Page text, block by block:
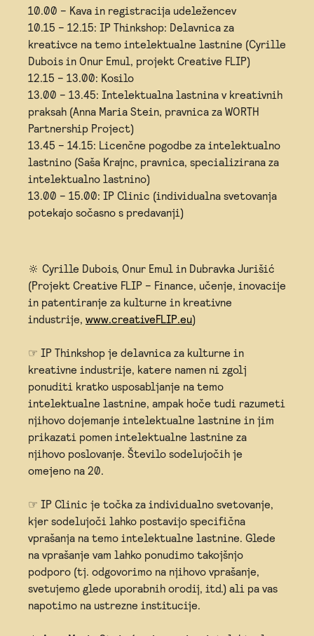
10.00 – Kava in registracija udeležencev
10.15 – 12.15: IP Thinkshop: Delavnica za
kreativce na temo intelektualne lastnine (Cyrille
Dubois in Onur Emul, projekt Creative FLIP)
12.15 – 13.00: Kosilo
13.00 – 13.45: Intelektualna lastnina v kreativnih
praksah (Anna Maria Stein, pravnica za WORTH
Partnership Project)
13.45 – 14.15: Licenčne pogodbe za intelektualno
lastnino (Saša Krajnc, pravnica, specializirana za
intelektualno lastnino)
13.00 – 15.00: IP Clinic (individualna svetovanja
potekajo sočasno s predavanji)
🔆 Cyrille Dubois, Onur Emul in Dubravka Jurišić
(Projekt Creative FLIP – Finance, učenje, inovacije
in patentiranje za kulturne in kreativne
industrije, www.creativeFLIP.eu)
☞ IP Thinkshop je delavnica za kulturne in
kreativne industrije, katere namen ni zgolj
ponuditi kratko usposabljanje na temo
intelektualne lastnine, ampak hoče tudi razumeti
njihovo dojemanje intelektualne lastnine in jim
prikazati pomen intelektualne lastnine za
njihovo poslovanje. Število sodelujočih je
omejeno na 20.
☞ IP Clinic je točka za individualno svetovanje,
kjer sodelujoči lahko postavijo specifična
vprašanja na temo intelektualne lastnine. Glede
na vprašanje vam lahko ponudimo takojšnjo
podporo (tj. odgovorimo na njihovo vprašanje,
svetujemo glede uporabnih orodij, itd.) ali pa vas
napotimo na ustrezne institucije.